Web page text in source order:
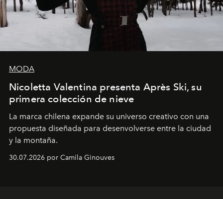
MODA
Nicoletta Valentina presenta Après Ski, su
primera colección de nieve
La marca chilena expande su universo creativo con una
propuesta diseñada para desenvolverse entre la ciudad
y la montaña.
30.07.2026 por Camila Ginouves